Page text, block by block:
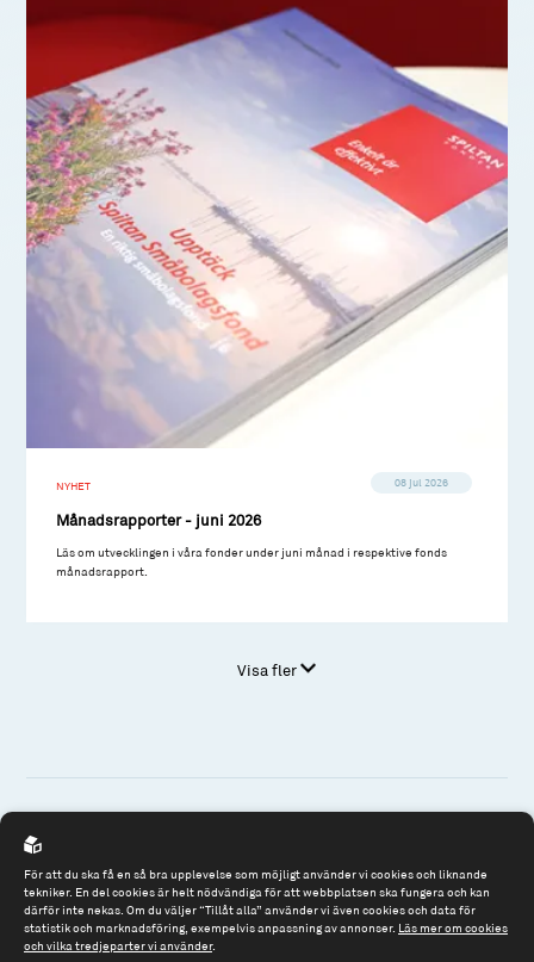
NYHET 08 jul 2026
Månadsrapporter - juni 2026
Läs om utvecklingen i våra fonder under juni månad i respektive fonds
månadsrapport.
Visa fler
Riddargatan 17
114 57 Stockholm
Org.nr: 556614-2906
För att du ska få en så bra upplevelse som möjligt använder vi cookies och liknande
tekniker. En del cookies är helt nödvändiga för att webbplatsen ska fungera och kan
därför inte nekas. Om du väljer “Tillåt alla” använder vi även cookies och data för
statistik och marknadsföring, exempelvis anpassning av annonser. Läs mer om cookies
och vilka tredjeparter vi använder.